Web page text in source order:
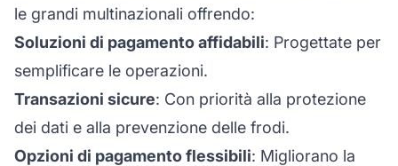
le grandi multinazionali offrendo:
Soluzioni di pagamento affidabili: Progettate per
semplificare le operazioni.
Transazioni sicure: Con priorità alla protezione
dei dati e alla prevenzione delle frodi.
Opzioni di pagamento flessibili: Migliorano la